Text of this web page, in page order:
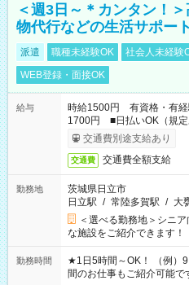
＜週3日～＊カンタン！
物代行などの生活サポー
派遣 職種未経験OK 社会人未経験
WEB登録・面接OK
給与
時給1500円 有資格・有
1700円 ■日払いOK（規
交通費別途支給あり
交通費 交通費全額支給
勤務地
茨城県日立市
日立駅 / 常陸多賀駅 / 大
＜選べる勤務地＞シニ
な施設をご紹介できます！
勤務時間
★1日5時間～OK！ （例）
間のお仕事もご紹介可能